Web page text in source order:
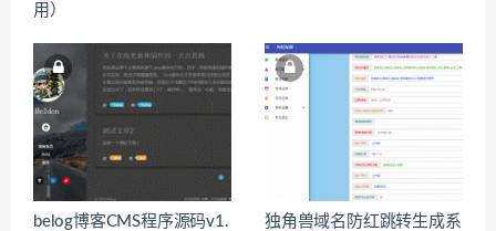
用）
belog博客CMS程序源码v1.
独角兽域名防红跳转生成系